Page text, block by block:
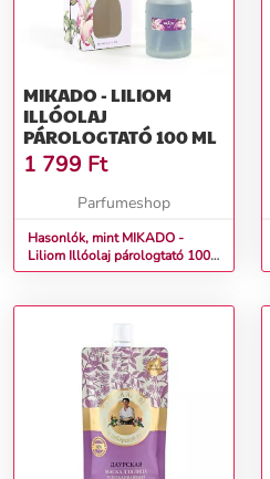
MIKADO - LILIOM
ILLÓOLAJ
PÁROLOGTATÓ 100 ML
1 799 Ft
Parfumeshop
Hasonlók, mint MIKADO -
Liliom Illóolaj párologtató 100
ml